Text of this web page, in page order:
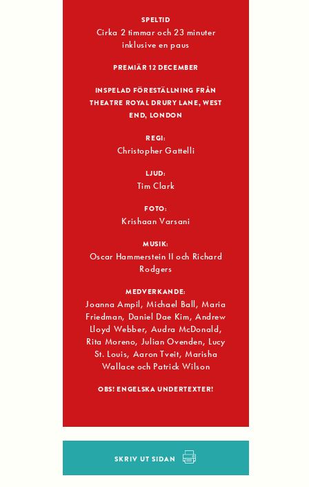
SPELTID
Cirka 2 timmar och 23 minuter
inklusive en paus
PREMIÄR 12 DECEMBER
INSPELAD FÖRESTÄLLNING FRÅN
THEATRE ROYAL DRURY LANE, WEST
END, LONDON
REGI:
Christopher Gattelli
LJUD:
Tim Clark
FOTO:
Krishaan Varsani
MUSIK:
Oscar Hammerstein II och Richard
Rodgers
MEDVERKANDE:
Joanna Ampil, Michael Ball, Maria
Friedman, Daniel Dae Kim, Andrew
Lloyd Webber, Audra McDonald,
Rita Moreno, Julian Ovenden, Lucy
St. Louis, Aaron Tveit, Marisha
Wallace och Patrick Wilson
OBS! ENGELSKA UNDERTEXTER!
SKRIV UT SIDAN